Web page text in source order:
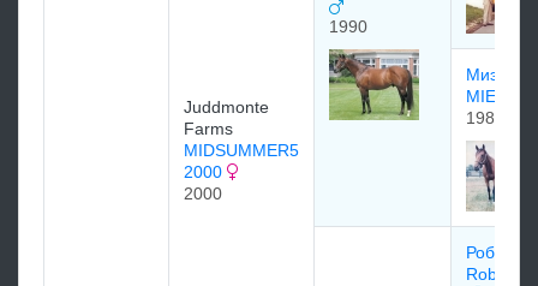
Juddmonte
Farms
MIDSUMMER5
2000
2000
1990
Миэск
1984
Роберто
Roberto